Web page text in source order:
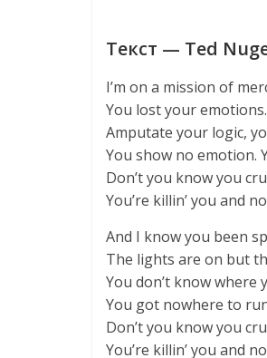
Текст — Ted
I’m on a mission of
You lost your
Amputate your logic,
You show no emotion.
Don’t you know you
You’re killin’ you and
And I know you been
The lights are on but
You don’t know where
You got nowhere to
Don’t you know you
You’re killin’ you and